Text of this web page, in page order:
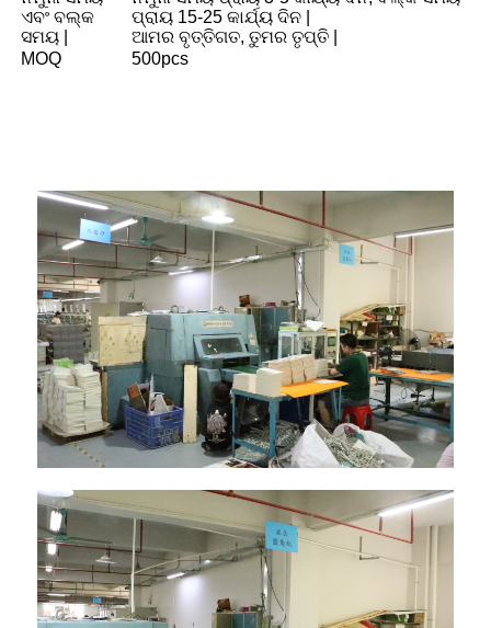
ଏବଂ ବଲ୍କ
ସମୟ |
ପ୍ରାୟ 15-25 କାର୍ଯ୍ୟ ଦିନ |
ଆମର ବୃତ୍ତିଗତ, ତୁମର ତୃପ୍ତି |
MOQ
500pcs